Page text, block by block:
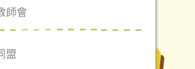
師會
盟